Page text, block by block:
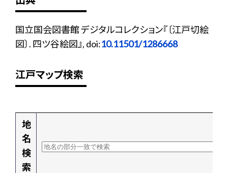
国立国会図書館 デジタルコレクション『〔江戸切絵
図〕. 四ツ谷絵図』, doi:10.11501/1286668
江戸マップ検索
地
名
検
索